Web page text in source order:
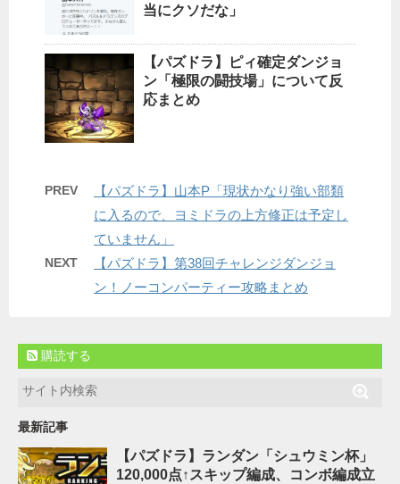
当にクソだな」
【パズドラ】ピィ確定ダンジョ
ン「極限の闘技場」について反
応まとめ
PREV
【パズドラ】山本P「現状かなり強い部類
に入るので、ヨミドラの上方修正は予定し
ていません」
NEXT
【パズドラ】第38回チャレンジダンジョ
ン！ノーコンパーティー攻略まとめ
購読する
最新記事
【パズドラ】ランダン「シュウミン杯」
120,000点↑スキップ編成、コンボ編成立